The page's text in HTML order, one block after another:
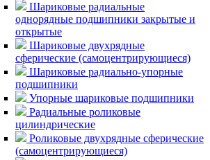
Шариковые радиальные
однорядные подшипники закрытые и
открытые
Шариковые двухрядные
сферические (самоцентрирующиеся)
Шариковые радиально-упорные
подшипники
Упорные шариковые подшипники
Радиальные роликовые
цилиндрические
Роликовые двухрядные сферические
(самоцентрирующиеся)